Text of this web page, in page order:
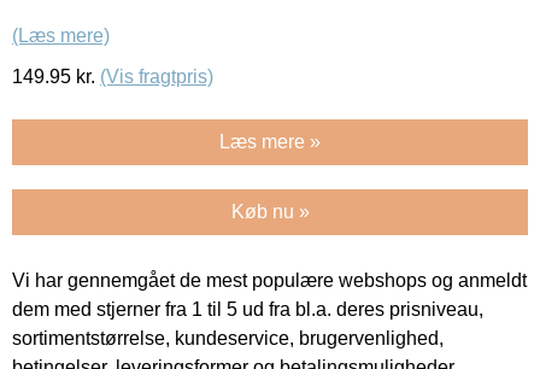
(Læs mere)
149.95 kr. (Vis fragtpris)
Læs mere »
Køb nu »
Vi har gennemgået de mest populære webshops og anmeldt
dem med stjerner fra 1 til 5 ud fra bl.a. deres prisniveau,
sortimentstørrelse, kundeservice, brugervenlighed,